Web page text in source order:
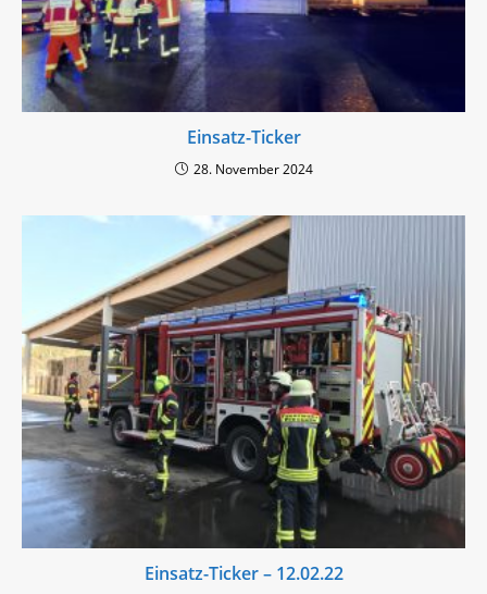
Einsatz-Ticker
28. November 2024
Einsatz-Ticker – 12.02.22